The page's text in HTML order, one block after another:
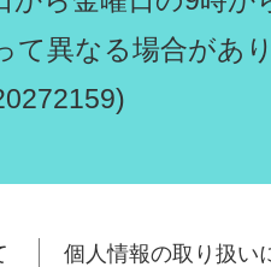
て異なる場合があ
個人情報の取り扱い